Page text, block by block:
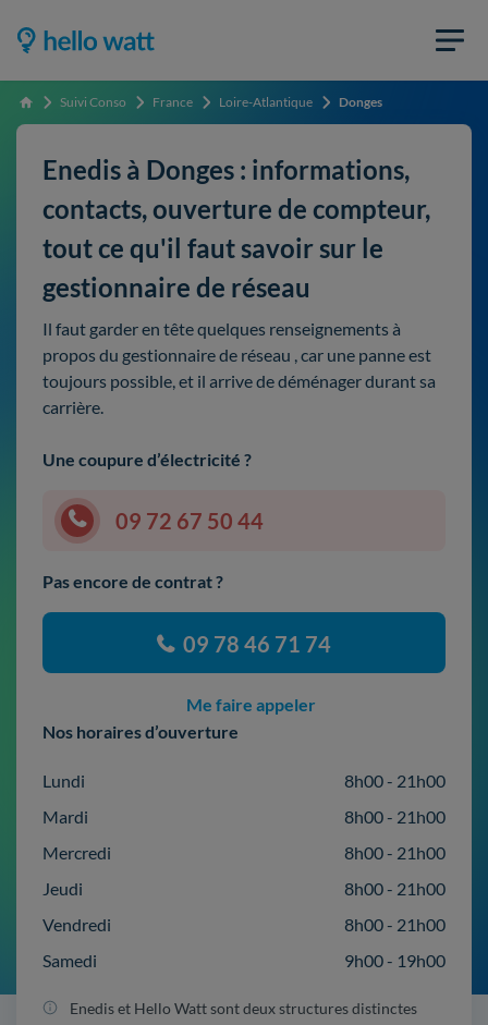
Accueil Suivi Conso France Loire-Atlantique Donges
Enedis à Donges : informations,
contacts, ouverture de compteur,
tout ce qu'il faut savoir sur le
gestionnaire de réseau
Il faut garder en tête quelques renseignements à
propos du gestionnaire de réseau , car une panne est
toujours possible, et il arrive de déménager durant sa
carrière.
Une coupure d’électricité ?
09 72 67 50 44
Pas encore de contrat ?
09 78 46 71 74
Me faire appeler
Nos horaires d’ouverture
Lundi
8h00 - 21h00
Mardi
8h00 - 21h00
Mercredi
8h00 - 21h00
Jeudi
8h00 - 21h00
Vendredi
8h00 - 21h00
Samedi
9h00 - 19h00
Enedis et Hello Watt sont deux structures distinctes